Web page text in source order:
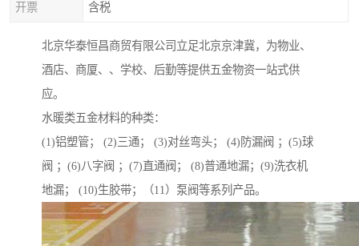
开票 含税
北京华泰恒昌商贸有限公司立足北京京津冀，为物业、
酒店、商厦、、学校、后勤等提供五金物资一站式供
应。
水暖类五金材料的种类：
(1)铝塑管； (2)三通； (3)对丝弯头； (4)防漏阀 ；(5)球
阀 ；(6)八字阀 ；(7)直通阀； (8)普通地漏；(9)洗衣机
地漏； (10)生胶带；（11）泵阀等系列产品。